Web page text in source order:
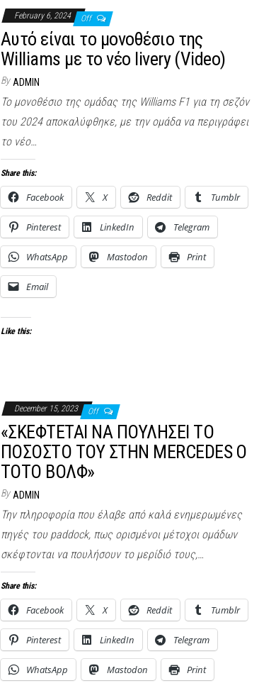
February 6, 2024 Off
Αυτό είναι το μονοθέσιο της
Williams με το νέο livery (Video)
By ADMIN
Το μονοθέσιο της ομάδας της Williams F1 για τη σεζόν
του 2024 αποκαλύφθηκε, με την ομάδα να περιγράφει
το νέο…
Share this:
Facebook X Reddit Tumblr
Pinterest LinkedIn Telegram
WhatsApp Mastodon Print
Email
Like this:
December 15, 2023 Off
«ΣΚΕΦΤΕΤΑΙ ΝΑ ΠΟΥΛΗΣΕΙ ΤΟ
ΠΟΣΟΣΤΟ ΤΟΥ ΣΤΗΝ MERCEDES Ο
ΤΟΤΟ ΒΟΛΦ»
By ADMIN
Την πληροφορία που έλαβε από καλά ενημερωμένες
πηγές του paddock, πως ορισμένοι μέτοχοι ομάδων
σκέφτονται να πουλήσουν το μερίδιό τους,…
Share this:
Facebook X Reddit Tumblr
Pinterest LinkedIn Telegram
WhatsApp Mastodon Print